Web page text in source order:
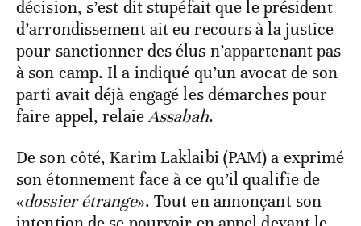
décision, s’est dit stupéfait que le président
d’arrondissement ait eu recours à la justice
pour sanctionner des élus n’appartenant pas
à son camp. Il a indiqué qu’un avocat de son
parti avait déjà engagé les démarches pour
faire appel, relaieAssabah.
De son côté, Karim Laklaibi (PAM) a exprimé
son étonnement face à ce qu’il qualifie de
«dossier étrange». Tout en annonçant son